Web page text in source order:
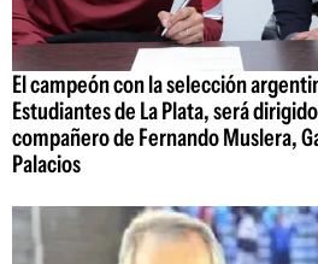
El campeón con la selección
Estudiantes de La Plata, será
compañero de Fernando Muslera,
Palacios